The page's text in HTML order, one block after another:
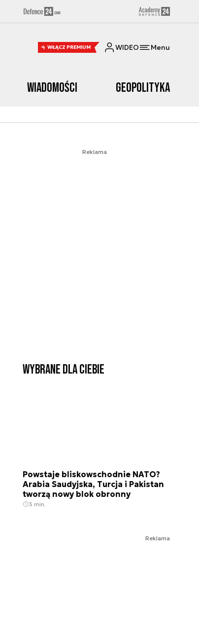
WŁĄCZ PREMIUM WIDEO Menu
Wiadomości Geopolityka
Reklama
Wybrane dla Ciebie
Powstaje bliskowschodnie NATO?
Arabia Saudyjska, Turcja i Pakistan
tworzą nowy blok obronny
3 min.
Reklama